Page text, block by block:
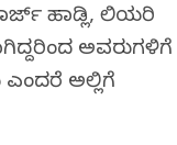
ಹಾಡ್ಲಿ, ಲಿಯರಿ
ಅವರುಗಳಿಗೆ
ಎಂದರೆ ಅಲ್ಲಿಗೆ